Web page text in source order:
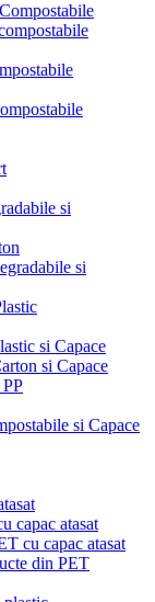
si
si
si Capace
si Capace
si Capace
capac atasat
cu capac atasat
din PET